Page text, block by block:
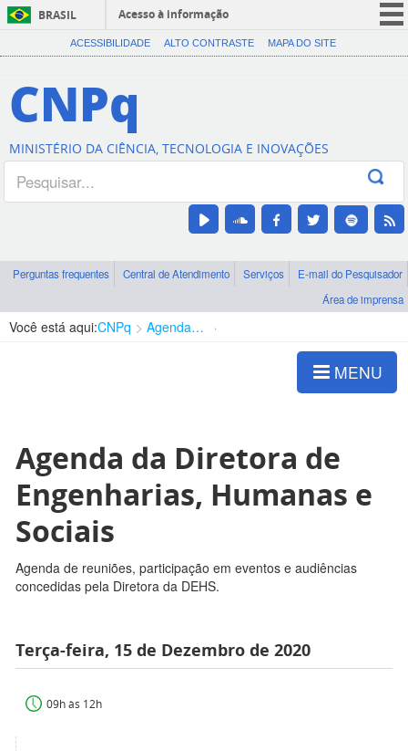
BRASIL
Acesso à informação
CORONAVÍRUS (COVID-19)
Canais
ACESSIBILIDADE ALTO CONTRASTE MAPA DO SITE
CNPq
MINISTÉRIO DA CIÊNCIA, TECNOLOGIA E INOVAÇÕES
Perguntas frequentes Central de Atendimento Serviços
E-mail do Pesquisador
Área de imprensa
Você está aqui:CNPq Agenda de autoridades
MENU
Agenda da Diretora de
Engenharias, Humanas e
Sociais
Agenda de reuniões, participação em eventos e audiências
concedidas pela Diretora da DEHS.
Terça-feira, 15 de Dezembro de 2020
09h às 12h